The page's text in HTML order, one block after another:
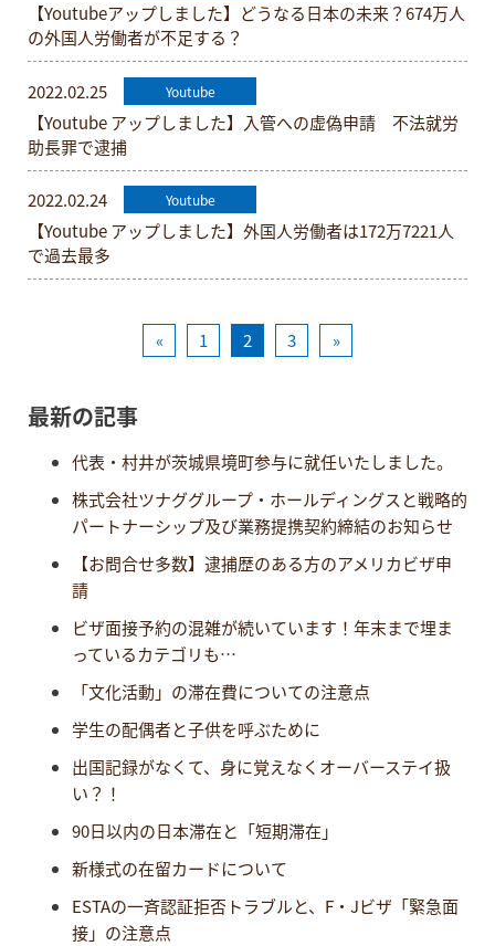
【Youtubeアップしました】どうなる日本の未来？674万人
の外国人労働者が不足する？
2022.02.25 Youtube
【Youtube アップしました】入管への虚偽申請 不法就労
助長罪で逮捕
2022.02.24 Youtube
【Youtube アップしました】外国人労働者は172万7221人
で過去最多
« 1 2 3 »
最新の記事
代表・村井が茨城県境町参与に就任いたしました。
株式会社ツナググループ・ホールディングスと戦略的
パートナーシップ及び業務提携契約締結のお知らせ
【お問合せ多数】逮捕歴のある方のアメリカビザ申
請
ビザ面接予約の混雑が続いています！年末まで埋ま
っているカテゴリも…
「文化活動」の滞在費についての注意点
学生の配偶者と子供を呼ぶために
出国記録がなくて、身に覚えなくオーバーステイ扱
い？！
90日以内の日本滞在と「短期滞在」
新様式の在留カードについて
ESTAの一斉認証拒否トラブルと、F・Jビザ「緊急面
接」の注意点